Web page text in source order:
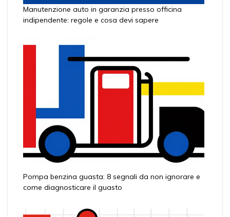
Manutenzione auto in garanzia presso officina
indipendente: regole e cosa devi sapere
Pompa benzina guasta: 8 segnali da non ignorare e
come diagnosticare il guasto